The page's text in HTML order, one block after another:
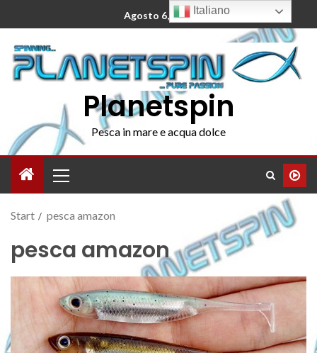
Agosto 6, 2026
Planetspin
Pesca in mare e acqua dolce
Start pesca amazon
pesca amazon
Italiano